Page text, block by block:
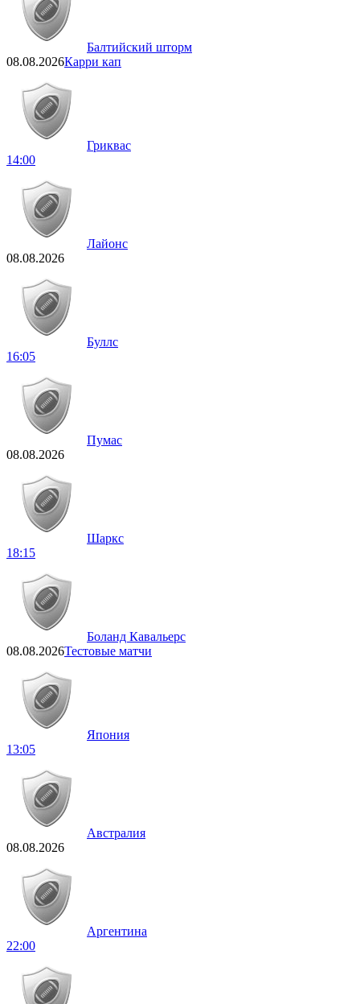
Балтийский шторм
08.08.2026Карри кап
Гриквас
14:00
Лайонс
08.08.2026
Буллс
16:05
Пумас
08.08.2026
Шаркс
18:15
Боланд Кавальерс
08.08.2026Тестовые матчи
Япония
13:05
Австралия
08.08.2026
Аргентина
22:00